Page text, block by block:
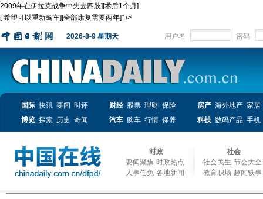
2009年在伊拉克战争中失去四肢][术后1个月 ]
[希望可以重新驾车][全部康复需要两年]" />
2026-8-9 星期天 用户名 密码
国际 快讯 要闻 时评 财经 股票 理财 保险 房产 海外地产 家居
博览 探索 历史 奇闻 汽车 购车 行情 保养 科技 数码产品 手机
时政
要闻聚焦 时政热点
人事任免 各地新闻
社会
社会民生 节会大全
教育职场 趣闻轶事